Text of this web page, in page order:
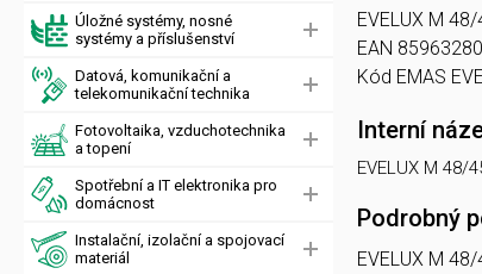
Úložné systémy, nosné
systémy a příslušenství
Datová, komunikační a
telekomunikační technika
Fotovoltaika, vzduchotechnika
a topení
Spotřební a IT elektronika pro
domácnost
Instalační, izolační a spojovací
materiál
EVELUX M
EAN
Kód EMAS
Interní
EVELUX M 48/
Podrobný
EVELUX M